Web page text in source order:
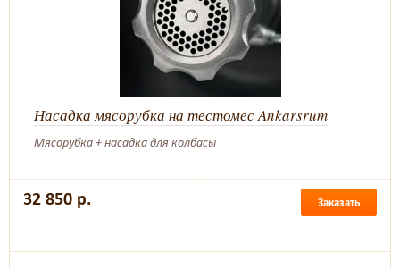
Насадка мясорубка на тестомес Ankarsrum
Мясорубка + насадка для колбасы
32 850 р. Заказать